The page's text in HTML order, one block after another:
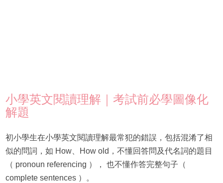
小學英文閱讀理解｜考試前必學圖像化
解題
初小學生在小學英文閱讀理解最常犯的錯誤，包括混淆了相
似的問詞，如 How、How old，不懂回答問及代名詞的題目
（ pronoun referencing ）， 也不懂作答完整句子（
complete sentences ）。